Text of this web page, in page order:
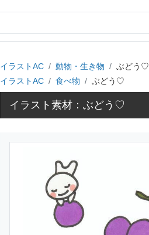
イラストAC 動物・生き物
ぶどう♡
イラストAC
食べ物 ぶどう♡
イラスト素材：ぶどう♡